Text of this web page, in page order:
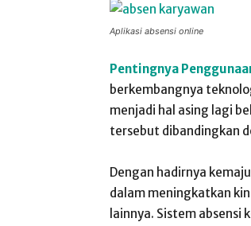
Aplikasi absensi online
Pentingnya
berkembangnya
menjadi hal asing lagi
tersebut dibandingkan
Dengan hadirnya
dalam meningkatkan
lainnya. Sistem